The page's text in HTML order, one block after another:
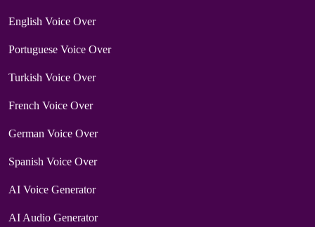
English Voice Over
Portuguese Voice Over
Turkish Voice Over
French Voice Over
German Voice Over
Spanish Voice Over
AI Voice Generator
AI Audio Generator